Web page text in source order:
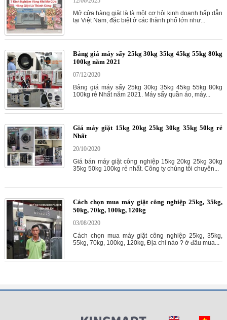
Mở cửa hàng giặt là là một cơ hội kinh doanh hấp dẫn
tại Việt Nam, đặc biệt ở các thành phố lớn như...
Bảng giá máy sấy 25kg 30kg 35kg 45kg 55kg 80kg
100kg năm 2021
07/12/2020
Bảng giá máy sấy 25kg 30kg 35kg 45kg 55kg 80kg
100kg rẻ Nhất năm 2021. Máy sấy quần áo, máy...
Giá máy giặt 15kg 20kg 25kg 30kg 35kg 50kg rẻ
Nhất
20/10/2020
Giá bán máy giặt công nghiệp 15kg 20kg 25kg 30kg
35kg 50kg 100kg rẻ nhất. Công ty chúng tôi chuyên...
Cách chọn mua máy giặt công nghiệp 25kg, 35kg,
50kg, 70kg, 100kg, 120kg
03/08/2020
Cách chọn mua máy giặt công nghiệp 25kg, 35kg,
55kg, 70kg, 100kg, 120kg, Địa chỉ nào ? ở đâu mua...